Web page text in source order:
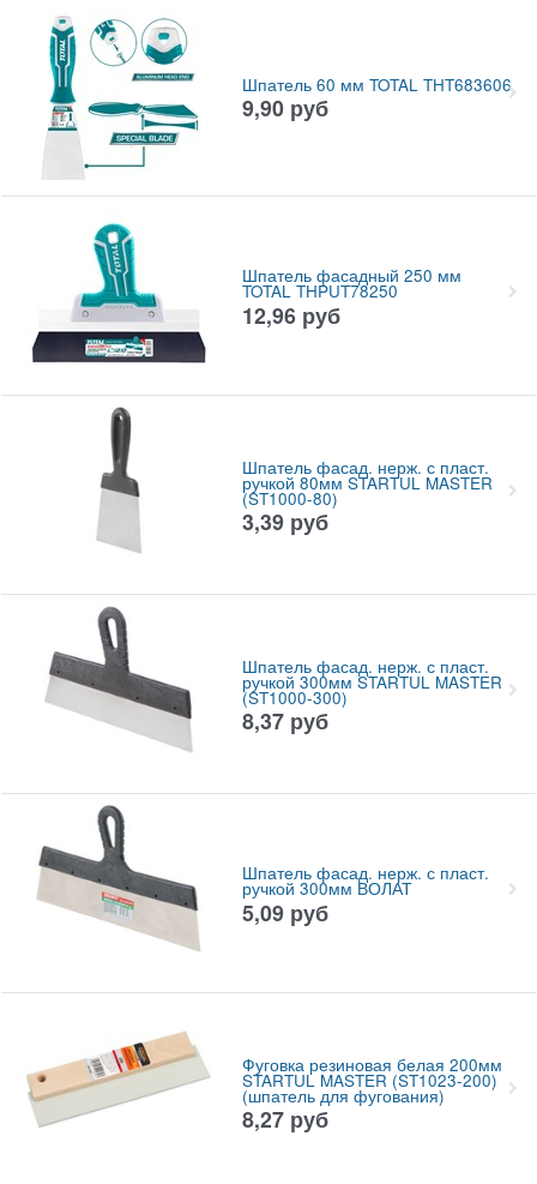
Шпатель 60 мм TOTAL THT683606
9,90 руб
Шпатель фасадный 250 мм
TOTAL THPUT78250
12,96 руб
Шпатель фасад. нерж. с пласт.
ручкой 80мм STARTUL MASTER
(ST1000-80)
3,39 руб
Шпатель фасад. нерж. с пласт.
ручкой 300мм STARTUL MASTER
(ST1000-300)
8,37 руб
Шпатель фасад. нерж. с пласт.
ручкой 300мм ВОЛАТ
5,09 руб
Фуговка резиновая белая 200мм
STARTUL MASTER (ST1023-200)
(шпатель для фугования)
8,27 руб